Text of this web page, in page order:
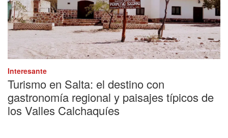
Interesante
Turismo en Salta: el destino con
gastronomía regional y paisajes típicos de
los Valles Calchaquíes